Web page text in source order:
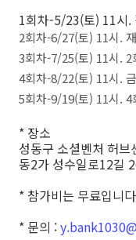
1회차-5/23(토) 11시.
2회차-6/27(토) 11시.
3회차-7/25(토) 11시. 2
4회차-8/22(토) 11시.
5회차-9/19(토) 11시. 4
* 장소
성동구 소셜벤처 허
동2가 성수일로12길
* 참가비는 무료입니
* 문의 :